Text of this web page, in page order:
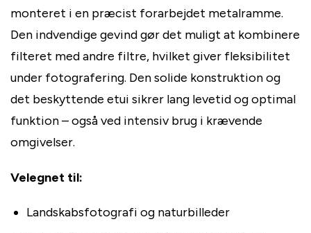
monteret i en præcist forarbejdet metalramme.
Den indvendige gevind gør det muligt at kombinere
filteret med andre filtre, hvilket giver fleksibilitet
under fotografering. Den solide konstruktion og
det beskyttende etui sikrer lang levetid og optimal
funktion – også ved intensiv brug i krævende
omgivelser.
Velegnet til:
Landskabsfotografi og naturbilleder